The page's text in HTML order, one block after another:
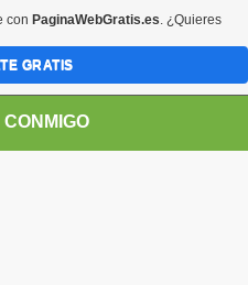
con PaginaWebGratis.es. ¿Quieres
GRATIS